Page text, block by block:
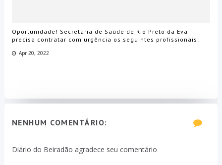
Oportunidade! Secretaria de Saúde de Rio Preto da Eva
precisa contratar com urgência os seguintes profissionais:
Apr 20, 2022
NENHUM COMENTÁRIO:
Diário do Beiradão agradece seu comentário